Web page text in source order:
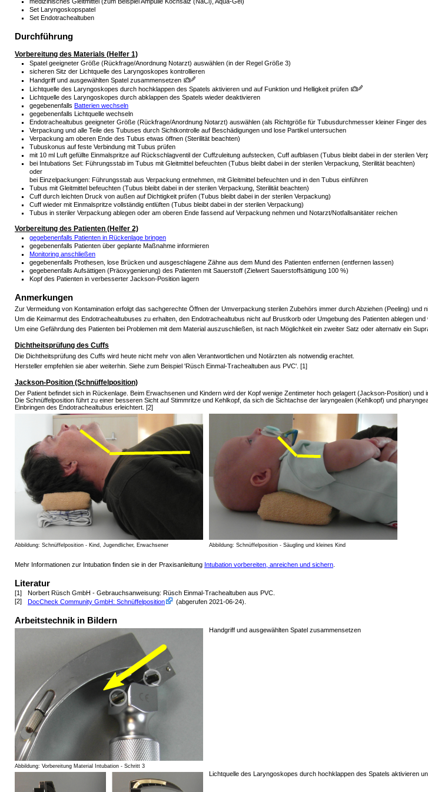
Set Laryngoskopspatel
Set Endotrachealtuben
Durchführung
Vorbereitung des Materials (Helfer 1)
Spatel geeigneter Größe (Rückfrage/Anordnung Notarzt) auswählen (in der Regel Größe 3)
sicheren Sitz der Lichtquelle des Laryngoskopes kontrollieren
Handgriff und ausgewählten Spatel zusammensetzen
Lichtquelle des Laryngoskopes durch hochklappen des Spatels aktivieren und auf Funktion und Helligkeit prüfen
Lichtquelle des Laryngoskopes durch abklappen des Spatels wieder deaktivieren
gegebenenfalls Batterien wechseln
gegebenenfalls Lichtquelle wechseln
Endotrachealtubus geeigneter Größe (Rückfrage/Anordnung Notarzt) auswählen (als Richtgröße für Tubusdurchmesser kleiner Finger
Verpackung und alle Teile des Tubuses durch Sichtkontrolle auf Beschädigungen und lose Partikel untersuchen
Verpackung am oberen Ende des Tubus etwas öffnen (Sterilität beachten)
Tubuskonus auf feste Verbindung mit Tubus prüfen
mit 10 ml Luft gefüllte Einmalspritze auf Rückschlagventil der Cuffzuleitung aufstecken, Cuff aufblasen (Tubus bleibt dabei in der sterilen
bei Intubations Set: Führungsstab im Tubus mit Gleitmittel befeuchten (Tubus bleibt dabei in der sterilen Verpackung, Sterilität beachten)
oder
bei Einzelpackungen: Führungsstab aus Verpackung entnehmen, mit Gleitmittel befeuchten und in den Tubus einführen
Tubus mit Gleitmittel befeuchten (Tubus bleibt dabei in der sterilen Verpackung, Sterilität beachten)
Cuff durch leichten Druck von außen auf Dichtigkeit prüfen (Tubus bleibt dabei in der sterilen Verpackung)
Cuff wieder mit Einmalspritze vollständig entlüften (Tubus bleibt dabei in der sterilen Verpackung)
Tubus in steriler Verpackung ablegen oder am oberen Ende fassend auf Verpackung nehmen und Notarzt/Notfallsanitäter reichen
Vorbereitung des Patienten (Helfer 2)
gegebenenfalls Patienten in Rückenlage bringen
gegebenenfalls Patienten über geplante Maßnahme informieren
Monitoring anschließen
gegebenenfalls Prothesen, lose Brücken und ausgeschlagene Zähne aus dem Mund des Patienten entfernen (entfernen lassen)
gegebenenfalls Aufsättigen (Präoxygenierung) des Patienten mit Sauerstoff (Zielwert Sauerstoffsättigung 100 %)
Kopf des Patienten in verbesserter Jackson-Position lagern
Anmerkungen
Zur Vermeidung von Kontamination erfolgt das sachgerechte Öffnen der Umverpackung sterilen Zubehörs immer durch Abziehen (Peeling) und
Um die Keimarmut des Endotrachealtubuses zu erhalten, den Endotrachealtubus nicht auf Brustkorb oder Umgebung des Patienten ablegen
Um eine Gefährdung des Patienten bei Problemen mit dem Material auszuschließen, ist nach Möglichkeit ein zweiter Satz oder alternativ ein
Dichtheitsprüfung des Cuffs
Die Dichtheitsprüfung des Cuffs wird heute nicht mehr von allen Verantwortlichen und Notärzten als notwendig erachtet.
Hersteller empfehlen sie aber weiterhin. Siehe zum Beispiel 'Rüsch Einmal-Trachealtuben aus PVC'. [1]
Jackson-Position (Schnüffelposition)
Der Patient befindet sich in Rückenlage. Beim Erwachsenen und Kindern wird der Kopf wenige Zentimeter hoch gelagert (Jackson-Position)
Die Schnüffelposition führt zu einer besseren Sicht auf Stimmritze und Kehlkopf, da sich die Sichtachse der laryngealen (Kehlkopf) und
Einbringen des Endotrachealtubus erleichtert. [2]
Abbildung: Schnüffelposition - Kind, Jugendlicher, Erwachsener Abbildung: Schnüffelposition - Säugling und kleines Kind
Mehr Informationen zur Intubation finden sie in der Praxisanleitung Intubation vorbereiten, anreichen und sichern
Literatur
[1] Norbert Rüsch GmbH - Gebrauchsanweisung: Rüsch Einmal-Trachealtuben aus PVC
[2]
DocCheck Community GmbH: Schnüffelposition (abgerufen 2021-06-24)
Arbeitstechnik in Bildern
Abbildung: Vorbereitung Material Intubation - Schritt 3
Handgriff und ausgewählten Spatel zusammensetzen
Lichtquelle des Laryngoskopes durch hochklappen des Spatels aktivieren